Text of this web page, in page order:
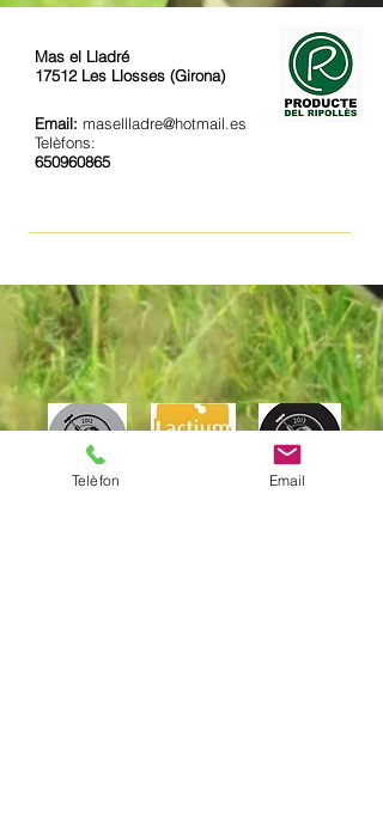
Email: masellladre@hotmail.es
Telèfons:
650960865
Mas el Lladré
17512 Les Llosses (Girona)
Telèfon Email